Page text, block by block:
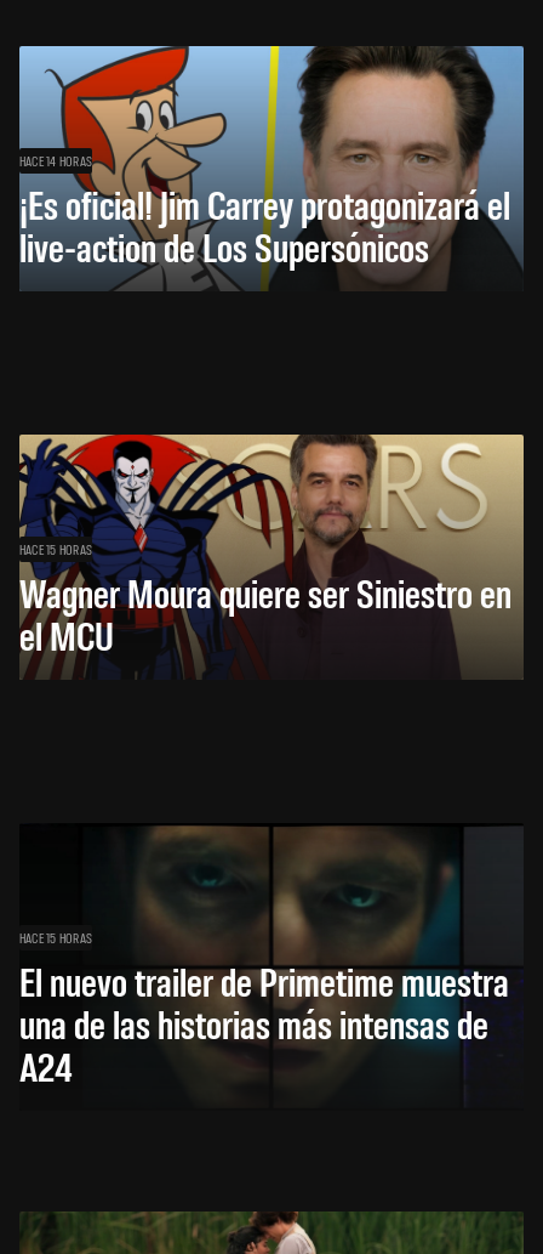
HACE 14 HORAS
¡Es oficial! Jim Carrey protagonizará el
live-action de Los Supersónicos
HACE 15 HORAS
Wagner Moura quiere ser Siniestro en
el MCU
HACE 15 HORAS
El nuevo trailer de Primetime muestra
una de las historias más intensas de
A24